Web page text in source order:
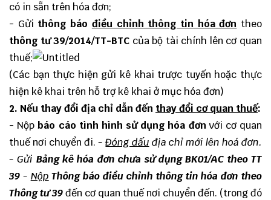
có in sẵn trên hóa đơn;
- Gửi thông báo điều chỉnh thông tin hóa đơn theo
thông tư 39/2014/TT-BTC của bộ tài chính lên cơ quan
thuế;
(Các bạn thực hiện gửi kê khai trược tuyến hoặc thực
hiện kê khai trên hỗ trợ kê khai ở mục hóa đơn)
2. Nếu thay đổi địa chỉ dẫn đến thay đổi cơ quan thuế:
- Nộpbáo cáo tình hình sử dụng hóa đơnvới cơ quan
thuế nơi chuyển đi.-Đóng dấu địa chỉ mới lên hoá đơn.
- Gửi Bảng kê hóa đơn chưa sử dụng BK01/AC theo TT
39 - Nộp Thông báo điều chỉnh thông tin hóa đơn theo
Thông tư 39đến cơ quan thuế nơi chuyển đến. (trong đó